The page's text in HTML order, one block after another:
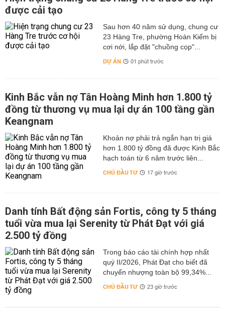
được cải tạo
Sau hơn 40 năm sử dụng, chung cư
23 Hàng Tre, phường Hoàn Kiếm bị
cơi nới, lắp đặt "chuồng cọp"...
DỰ ÁN 01 phút trước
Kinh Bắc vẫn nợ Tân Hoàng Minh hơn 1.800 tỷ
đồng từ thương vụ mua lại dự án 100 tầng gần
Keangnam
hơn 1.800 tỷ đồng đã được Kinh Bắc
hạch toán từ 6 năm trước liên...
CHỦ ĐẦU TƯ 17 giờ trước
Danh tính Bất động sản Fortis, công ty 5 tháng
tuổi vừa mua lại Serenity từ Phát Đạt với giá
2.500 tỷ đồng
Trong báo cáo tài chính hợp nhất
quý II/2026, Phát Đạt cho biết đã
chuyển nhượng toàn bộ 99,34%...
CHỦ ĐẦU TƯ 23 giờ trước